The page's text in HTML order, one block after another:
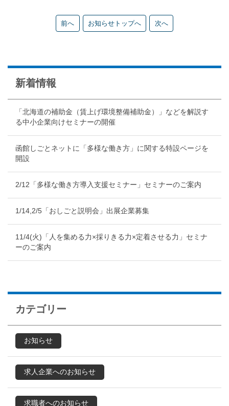
前へ お知らせトップへ 次へ
新着情報
「北海道の補助金（賃上げ環境整備補助金）」などを解説す
る中小企業向けセミナーの開催
函館しごとネットに「多様な働き方」に関する特設ページを
開設
2/12「多様な働き方導入支援セミナー」セミナーのご案内
1/14,2/5「おしごと説明会」出展企業募集
11/4(火)「人を集める力×採りきる力×定着させる力」セミナ
ーのご案内
カテゴリー
お知らせ
求人企業へのお知らせ
求職者へのお知らせ